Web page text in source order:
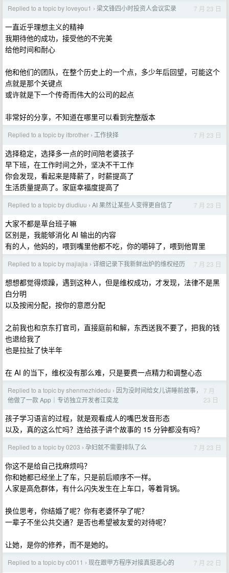
Replied to a topic by loveyou1 › 梁文锋四小时投资人会议实录 7 月 23 日
一直近乎理想主义的精神
我期待他的成功，接受他的不完美
给他时间和耐心
他和他们的团队，在整个历史上的一个点，多少年后回望，可能这个
点就是那个关键点
或许就是下一个传奇而伟大的公司的起点
非常好的分享，不知道在哪里可以看到完整版本
Replied to a topic by itbrother › 工作抉择 7 月 23 日
选择稳定，选择多一点的时间陪老婆孩子
早下班，在工作时间之外，坚决不干工作
你会发现，看起来是降薪了，时薪提高了
生活质量提高了。家庭幸福度提高了
Replied to a topic by diudiuu › AI 果然让某些人变得更自信了 7 月 23 日
大家不都是草台班子嘛
区别是，我能够消化 AI 输出的内容
有的人，他妈的，喂到嘴里他都不吃，你的嚼碎了，喂到他胃里
Replied to a topic by majiajia › 详细记录下我新鲜出炉的维权经历 7 月 23 日
想想都觉得烦躁，遇到这种人，但是维权成功，才发现，法律不是黑
白分明
以及按闹分配，按你的意愿分配
之前我也和京东打官司，直接庭前和解，东西送我不要了，把我的钱
也退给我了
也是拉扯了快半年
在 AI 的当下，维权没有那么难，只是要费一点精力和调整心态
Replied to a topic by shenmezhidedu › 因为没时间给女儿讲睡前故事，
他做了一款 App｜专访独立开发者江奕龙
7 月
23 日
孩子学习语言的过程，就是观看成人的嘴巴发音形态
以及，真的这么忙吗？连给孩子讲个故事的 15 分钟都没有吗？
Replied to a topic by 0203 › 孕妇就不需要排队了么 7 月 23 日
你这不是给自己找麻烦吗？
你和她都已经坐上了车，只是前后顺序不一样。
人家是高危群体，有什么闪失发生在上车口，等着背锅。
换位思考，你结婚了呢？你有老婆怀孕了呢？
一辈子不坐公共交通？是否也希望被友爱的对待呢？
让她，是你的修养，而不是她的。
Replied to a topic by c0011 › 现在跟甲方程序对接真挺恶心的 7 月 22 日